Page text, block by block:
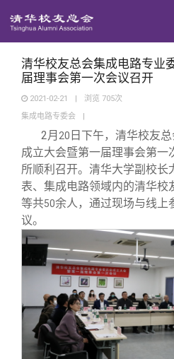
地区联络
年级联络
院系校友工作
专业委员会
兴趣群体
西南联大校友
回馈母校
捐赠项目
捐赠新闻
捐赠纪事
捐赠方法
义工计划
媒体平台
《清华校友通
《水木清华》
我要订阅
新媒体平台
百年清华
清华人物
清华故事
青春风采
校友文苑
校友服务
终身学习
信息化服务
三创大赛
校友总会
总会简介
会长致辞
关闭
清华校友总会集成电路专业
届理事会第一次会议召开
2021-02-21 | 浏览 705次
集成电路专委会
|
2月 20 日下午，清华校友
成立大会暨第一届理事会第一
所顺利召开。清华大学副校长
表、集成电路领域内的清华校
等共50余人，通过现场与线上
议。